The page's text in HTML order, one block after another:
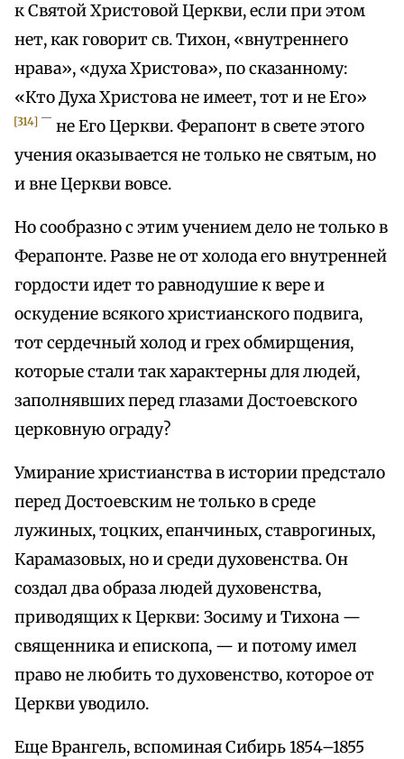
к Святой Христовой Церкви, если при этом
нет, как говорит св. Тихон, «внутреннего
нрава», «духа Христова», по сказанному:
«Кто Духа Христова не имеет, тот и не Его»
[314] — не Его Церкви. Ферапонт в свете этого
учения оказывается не только не святым, но
и вне Церкви вовсе.
Но сообразно с этим учением дело не только в
Ферапонте. Разве не от холода его внутренней
гордости идет то равнодушие к вере и
оскудение всякого христианского подвига,
тот сердечный холод и грех обмирщения,
которые стали так характерны для людей,
заполнявших перед глазами Достоевского
церковную ограду?
Умирание христианства в истории предстало
перед Достоевским не только в среде
лужиных, тоцких, епанчиных, ставрогиных,
Карамазовых, но и среди духовенства. Он
создал два образа людей духовенства,
приводящих к Церкви: Зосиму и Тихона —
священника и епископа, — и потому имел
право не любить то духовенство, которое от
Церкви уводило.
Еще Врангель, вспоминая Сибирь 1854–1855